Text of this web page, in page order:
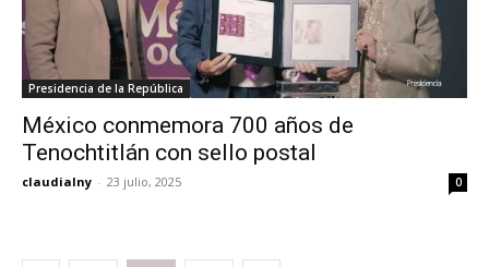
Presidencia de la República
México conmemora 700 años de
Tenochtitlán con sello postal
claudialny - 23 julio, 2025 0